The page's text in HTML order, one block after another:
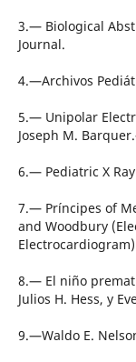
3.— Biological
Journal.
4.—Archivos
5.— Unipolar
Joseph M.
6.— Pediatric X
7.— Príncipes of
and Woodbury
8.— El niño
Julios H. Hess, y
9.—Waldo E.